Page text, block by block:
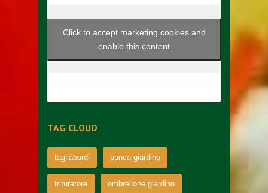
Click to accept marketing cookies and
enable this content
TAG CLOUD
tagliabordi panca giardino
trituratore ombrellone giardino